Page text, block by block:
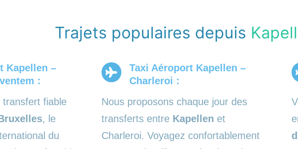
Trajets populaires depuis
Kapellen –
:
transfert fiable
, le
du
Taxi Aéroport Kapellen –
Charleroi :
Nous proposons chaque jour des
transferts entre Kapellen et
Charleroi. Voyagez confortablement